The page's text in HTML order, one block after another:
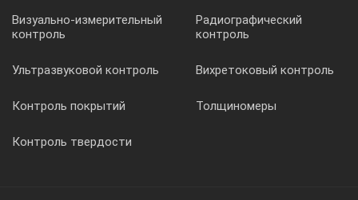
Визуально-измерительный
контроль
Радиографический
контроль
Ультразвуковой контроль Вихретоковый контроль
Контроль покрытий Толщиномеры
Контроль твердости